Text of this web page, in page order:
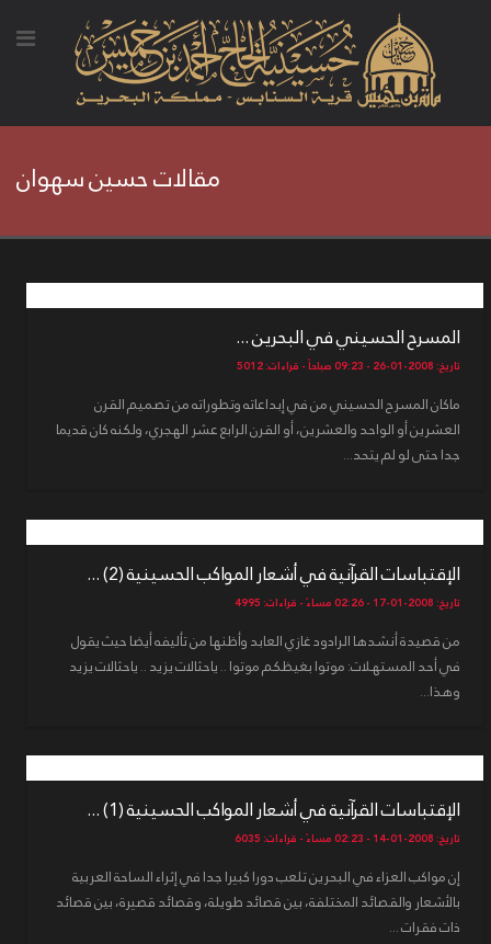
مقالات حسين سهوان
المسرح الحسيني في البحرين ...
تاريخ: 2008-01-26 - 09:23 صباحاً - قراءات: 5012
ماكان المسرح الحسيني من في إبداعاته وتطوراته من تصميم القرن
العشرين أو الواحد والعشرين، أو القرن الرابع عشر الهجري، ولكنه كان قديما
جدا حتى لو لم يتحد...
الإقتباسات القرآنية في أشعار المواكب الحسينية (2) ...
تاريخ: 2008-01-17 - 02:26 مساءً - قراءات: 4995
من قصيدة أنشدها الرادود غازي العابد وأظنها من تأليفه أيضا حيث يقول
في أحد المستهلات: موتوا بغيظكم موتوا .. ياحثالات يزيد .. ياحثالات يزيد
وهذا...
الإقتباسات القرآنية في أشعار المواكب الحسينية (1) ...
تاريخ: 2008-01-14 - 02:23 مساءً - قراءات: 6035
إن مواكب العزاء في البحرين تلعب دورا كبيرا جدا في إثراء الساحة العربية
بالأشعار والقصائد المختلفة، بين قصائد طويلة، وقصائد قصيرة، بين قصائد
ذات فقرات ...